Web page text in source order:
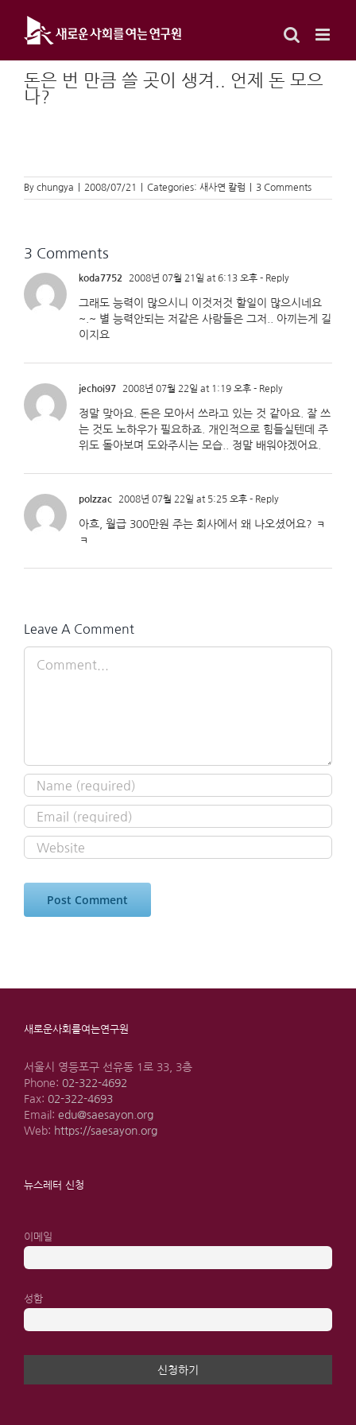
content
돈은 번 만큼 쓸 곳이 생겨.. 언제 돈 모으
나?
By chungya 2008/07/21 Categories: 새사연 칼럼 3 Comments
3 Comments
koda7752 2008년 07월 21일 at 6:13 오후 - Reply
그래도 능력이 많으시니 이것저것 할일이 많으시네요
~.~ 별 능력안되는 저같은 사람들은 그저.. 아끼는게 길
이지요
jechoi97 2008년 07월 22일 at 1:19 오후 - Reply
정말 맞아요. 돈은 모아서 쓰라고 있는 것 같아요. 잘 쓰
는 것도 노하우가 필요하죠. 개인적으로 힘들실텐데 주
위도 돌아보며 도와주시는 모습.. 정말 배워야겠어요.
polzzac 2008년 07월 22일 at 5:25 오후 - Reply
아흐, 월급 300만원 주는 회사에서 왜 나오셨어요? ㅋ
ㅋ
Leave A Comment
새로운사회를여는연구원
서울시 영등포구 선유동 1로 33, 3층
Phone: 02-322-4692
Fax: 02-322-4693
Email: edu@saesayon.org
Web: https://saesayon.org
뉴스레터 신청
이메일
성함